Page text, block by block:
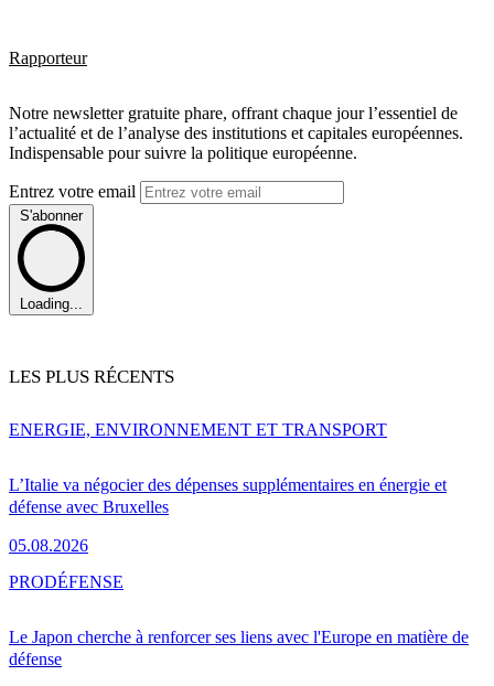
Rapporteur
Notre newsletter gratuite phare, offrant chaque jour l’essentiel de
l’actualité et de l’analyse des institutions et capitales européennes.
Indispensable pour suivre la politique européenne.
Entrez votre email
S'abonner
Loading...
LES PLUS RÉCENTS
L’Italie va négocier des dépenses supplémentaires en énergie et
défense avec Bruxelles
05.08.2026
ENERGIE, ENVIRONNEMENT ET TRANSPORT
Le Japon cherche à renforcer ses liens avec l'Europe en matière de
défense
PRODÉFENSE